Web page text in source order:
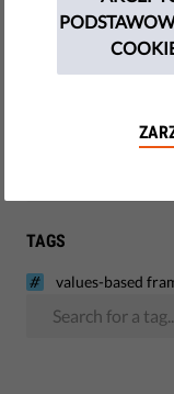
Nowe
TAGS
values-based
Search for a